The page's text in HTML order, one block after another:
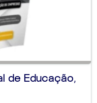
de Educação,